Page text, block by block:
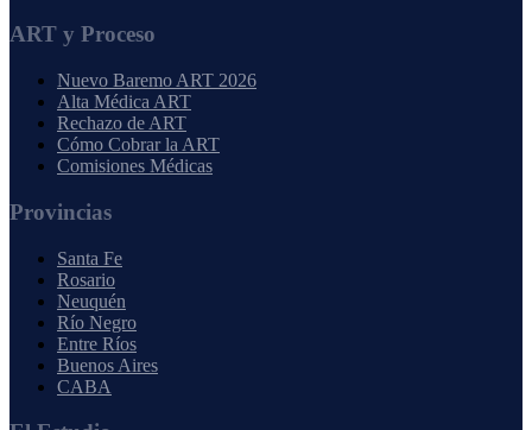
ART y Proceso
Nuevo Baremo ART 2026
Alta Médica ART
Rechazo de ART
Cómo Cobrar la ART
Comisiones Médicas
Provincias
Santa Fe
Rosario
Neuquén
Río Negro
Entre Ríos
Buenos Aires
CABA